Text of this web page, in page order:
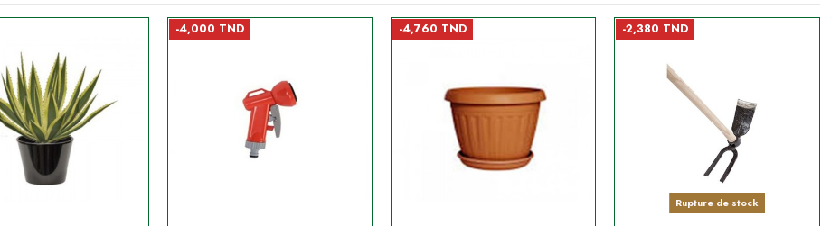
-4,000 TND -4,760 TND -2,380 TND
Rupture de stock